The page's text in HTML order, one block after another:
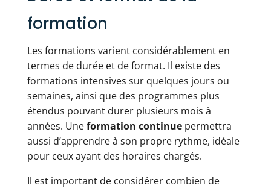
formation
Les formations varient considérablement en
termes de durée et de format. Il existe des
formations intensives sur quelques jours ou
semaines, ainsi que des programmes plus
étendus pouvant durer plusieurs mois à
années. Uneformation continuepermettra
aussi d’apprendre à son propre rythme, idéale
pour ceux ayant des horaires chargés.
Il est important de considérer combien de